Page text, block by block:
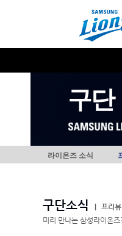
구단
라이온즈 소식
구단소식
프리뷰
미리 만나는 삼성라이온